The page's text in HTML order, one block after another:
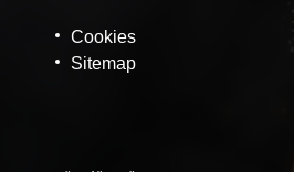
Cookies
Sitemap